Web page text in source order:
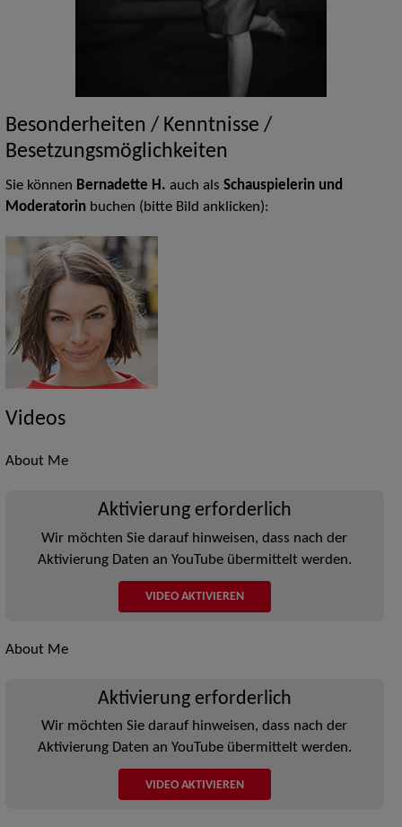
Besonderheiten / Kenntnisse /
Besetzungsmöglichkeiten
Sie können Bernadette H. auch als Schauspielerin und
Moderatorin buchen (bitte Bild anklicken):
Videos
About Me
Aktivierung erforderlich
Wir möchten Sie darauf hinweisen, dass nach der
Aktivierung Daten an YouTube übermittelt werden.
VIDEO AKTIVIEREN
About Me
Aktivierung erforderlich
Wir möchten Sie darauf hinweisen, dass nach der
Aktivierung Daten an YouTube übermittelt werden.
VIDEO AKTIVIEREN